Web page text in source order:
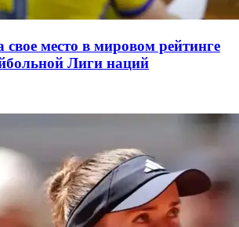
свое место в мировом рейтинге
Лиги наций